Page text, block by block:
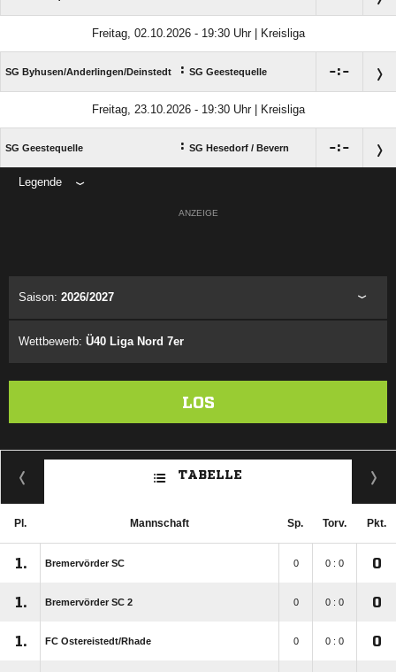
Freitag, 02.10.2026 - 19:30 Uhr | Kreisliga
SG Byhusen/​Anderlingen/​Deinstedt : SG Geestequelle :
Freitag, 23.10.2026 - 19:30 Uhr | Kreisliga
SG Geestequelle : SG Hesedorf /​ Bevern :
Legende
ANZEIGE
Saison: 2026/2027
Wettbewerb: Ü40 Liga Nord 7er
LOS
TABELLE
Pl. Mannschaft Sp. Torv. Pkt.
1. Bremervörder SC 0 0 : 0 0
1. Bremervörder SC 2 0 0 : 0 0
1. FC Ostereistedt/​Rhade 0 0 : 0 0